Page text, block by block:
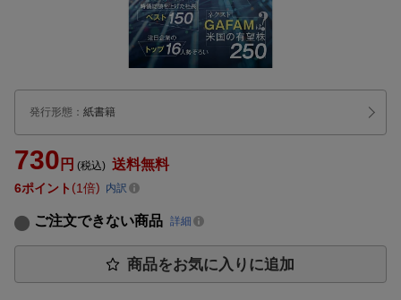
発行形態 ： 紙書籍
730 円 (税込) 送料無料
6ポイント 1倍 内訳
ご注文できない商品 詳細
商品をお気に入りに追加